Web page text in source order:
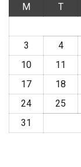
M
T
3
4
10
11
17
18
24
25
31